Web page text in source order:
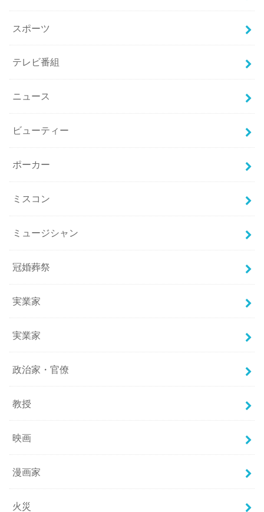
スポーツ
テレビ番組
ニュース
ビューティー
ポーカー
ミスコン
ミュージシャン
冠婚葬祭
実業家
実業家
政治家・官僚
教授
映画
漫画家
火災